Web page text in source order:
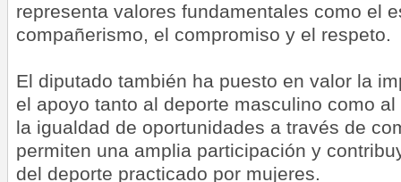
representa valores fundamentales como el
compañerismo, el compromiso y el respeto.
El diputado también ha puesto en valor la
el apoyo tanto al deporte masculino como
la igualdad de oportunidades a través de
permiten una amplia participación y
del deporte practicado por mujeres.